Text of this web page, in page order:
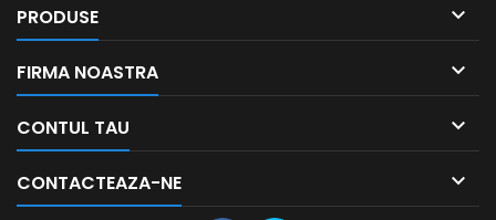
PRODUSE 
FIRMA NOASTRA 
CONTUL TAU 
CONTACTEAZA-NE 